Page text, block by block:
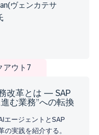
ヴェンカテサ
アウト7
改革とは​ ― SAP
む業務”への転換
エージェントとSAP
実践を紹介する。